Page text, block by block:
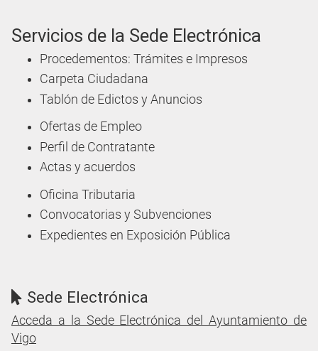
Servicios de la Sede Electrónica
Procedementos: Trámites e Impresos
Carpeta Ciudadana
Tablón de Edictos y Anuncios
Ofertas de Empleo
Perfil de Contratante
Actas y acuerdos
Oficina Tributaria
Convocatorias y Subvenciones
Expedientes en Exposición Pública
Sede Electrónica
Acceda a la Sede Electrónica del Ayuntamiento de
Vigo